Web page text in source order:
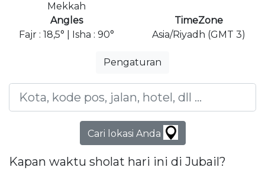
Mekkah
Angles
Fajr : 18,5° | Isha : 90°
TimeZone
Asia/Riyadh (GMT 3)
Pengaturan
Cari lokasi Anda
Kapan waktu sholat hari ini di Jubail?